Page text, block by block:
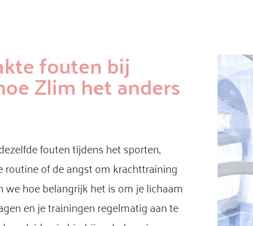
fouten bij
Zlim het anders
fouten tijdens het sporten,
routine of de angst om krachttraining
we hoe belangrijk het is om je lichaam
en je trainingen regelmatig aan te